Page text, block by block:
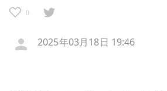
0
2025年03月18日 19:46